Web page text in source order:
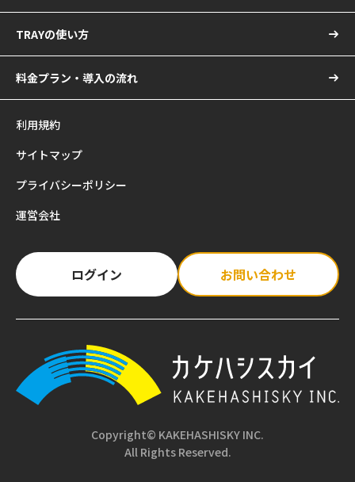
TRAYの使い方
料金プラン・導入の流れ
利用規約
サイトマップ
プライバシーポリシー
運営会社
ログイン お問い合わせ
Copyright© KAKEHASHISKY INC.
All Rights Reserved.